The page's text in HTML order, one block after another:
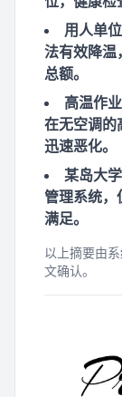
用人单
法有效降温
总额。
高温作
在无空调的
迅速恶化。
某岛大
管理系统，
满足。
以上摘要由
文确认。